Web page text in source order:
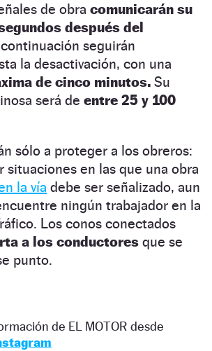
de obra comunicarán su
después del
seguirán
la desactivación, con una
de cinco minutos. Su
será de entre 25 y 100
sólo a proteger a los obreros:
situaciones en las que una obra
la vía debe ser señalizado, aun
ningún trabajador en la
Los conos conectados
a los conductores que se
punto.
de EL MOTOR desde